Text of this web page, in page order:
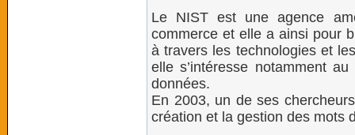
Le NIST est une agence
commerce et elle a ainsi pour
à travers les technologies et
elle s’intéresse notamment
données.
En 2003, un de ses
création et la gestion des mots